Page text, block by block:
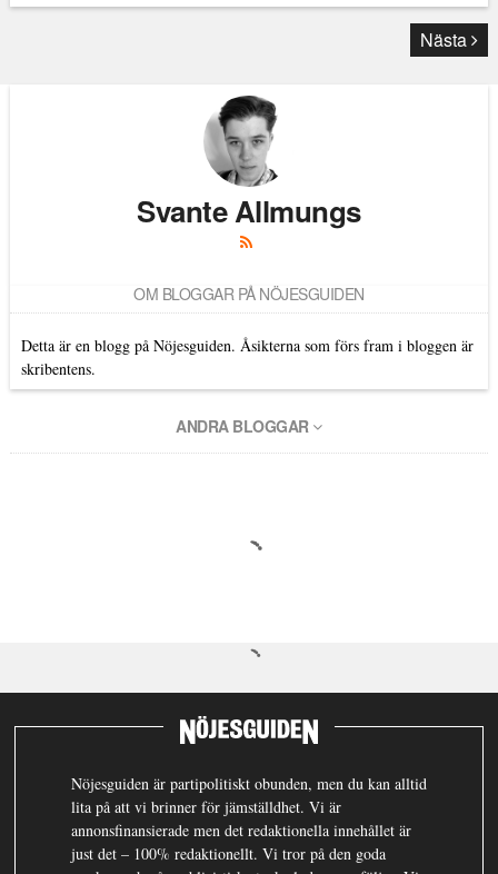
Läs kommentarer (0)
Nästa
Svante Allmungs
OM BLOGGAR PÅ NÖJESGUIDEN
Detta är en blogg på Nöjesguiden. Åsikterna som förs fram i bloggen är
skribentens.
ANDRA BLOGGAR
Nöjesguiden är partipolitiskt obunden, men du kan alltid
lita på att vi brinner för jämställdhet. Vi är
annonsfinansierade men det redaktionella innehållet är
just det – 100% redaktionellt. Vi tror på den goda